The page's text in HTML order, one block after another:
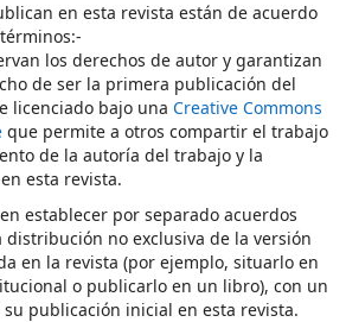
en esta revista están de acuerdo
los derechos de autor y garantizan
de ser la primera publicación del
licenciado bajo una Creative Commons
que permite a otros compartir el trabajo
de la autoría del trabajo y la
esta revista.
establecer por separado acuerdos
distribución no exclusiva de la versión
en la revista (por ejemplo, situarlo en
o publicarlo en un libro), con un
publicación inicial en esta revista.